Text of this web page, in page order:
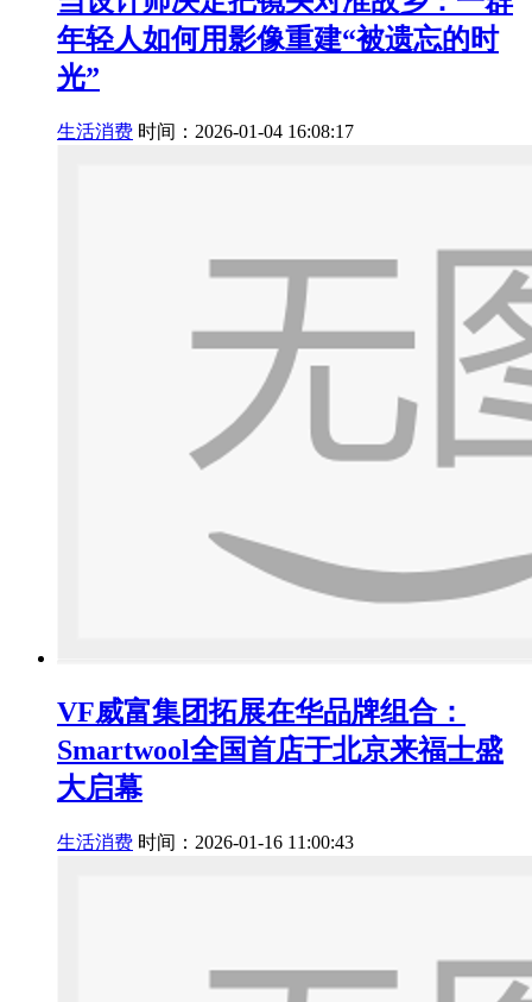
年轻人如何用影像重建“被遗忘的时
光”
生活消费 时间：2026-01-04 16:08:17
VF威富集团拓展在华品牌组合：
Smartwool全国首店于北京来福士盛
大启幕
生活消费 时间：2026-01-16 11:00:43